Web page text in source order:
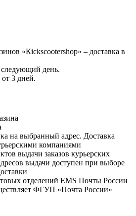
«Кickscootershop» – доставка в
день.
3 дней.
на выбранный адрес. Доставка
компаниями
выдачи заказов курьерских
выдачи доступен при выборе
отделений EMS Почты России
ФГУП «Почта России»